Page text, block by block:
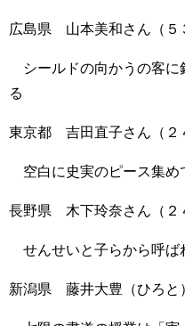
広島県 山本美和さん（５
シールドの向かうの客に
る
東京都 吉田直子さん（２
空白に史実のピース集め
長野県 木下玲奈さん（２
せんせいと子らから呼ば
新潟県 藤井大豊（ひろと